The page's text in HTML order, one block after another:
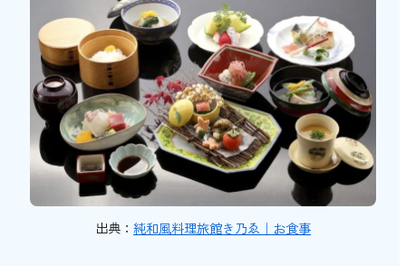
出典： 純和風料理旅館き乃ゑ｜お食事